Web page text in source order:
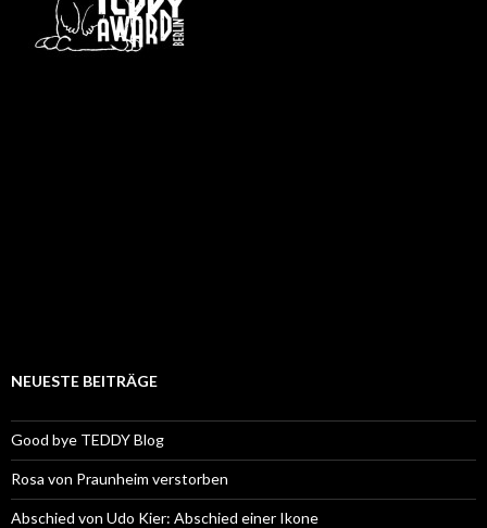
NEUESTE BEITRÄGE
Good bye TEDDY Blog
Rosa von Praunheim verstorben
Abschied von Udo Kier: Abschied einer Ikone